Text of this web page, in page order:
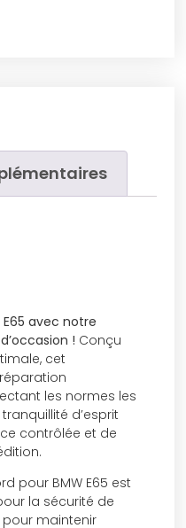
avec notre
! Conçu
cet
les normes les
d’esprit
contrôlée et de
pour BMW E65 est
la sécurité de
maintenir